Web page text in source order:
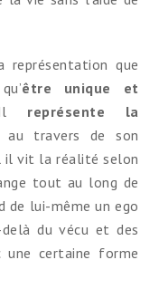
représentation que
être unique et
représente la
au travers de son
il vit la réalité selon
tout au long de
de lui-même un ego
du vécu et des
une certaine forme